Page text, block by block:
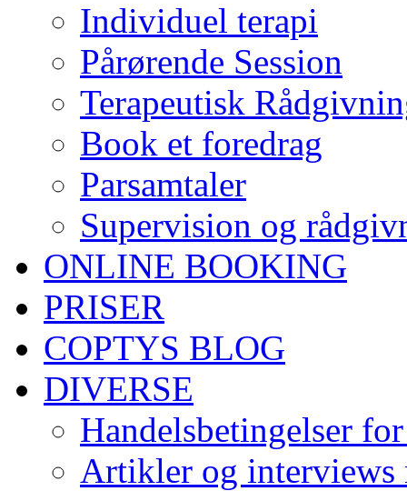
Individuel terapi
Pårørende Session
Terapeutisk
Book et foredrag
Parsamtaler
Supervision og
ONLINE BOOKING
PRISER
COPTYS BLOG
DIVERSE
Handelsbetingelser
Artikler og interviews